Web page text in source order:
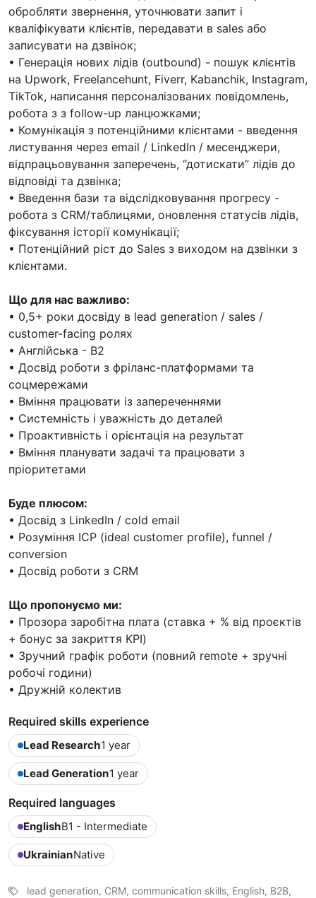
обробляти звернення, уточнювати запит і
кваліфікувати клієнтів, передавати в sales або
записувати на дзвінок;
• Генерація нових лідів (outbound) - пошук клієнтів
на Upwork, Freelancehunt, Fiverr, Kabanchik, Instagram,
TikTok, написання персоналізованих повідомлень,
робота з з follow-up ланцюжками;
• Комунікація з потенційними клієнтами - введення
листування через email / LinkedIn / месенджери,
відпрацьовування заперечень, “дотискати” лідів до
відповіді та дзвінка;
• Введення бази та відслідковування прогресу -
робота з CRM/таблицями, оновлення статусів лідів,
фіксування історії комунікації;
• Потенційний ріст до Sales з виходом на дзвінки з
клієнтами.
Що для нас важливо:
• 0,5+ роки досвіду в lead generation / sales /
customer-facing ролях
• Англійська - В2
• Досвід роботи з фріланс-платформами та
соцмережами
• Вміння працювати із запереченнями
• Системність і уважність до деталей
• Проактивність і орієнтація на результат
• Вміння планувати задачі та працювати з
пріоритетами
Буде плюсом:
• Досвід з LinkedIn / cold email
• Розуміння ICP (ideal customer profile), funnel /
conversion
• Досвід роботи з CRM
Що пропонуємо ми:
• Прозора заробітна плата (ставка + % від проєктів
+ бонус за закриття KPI)
• Зручний графік роботи (повний remote + зручні
робочі години)
• Дружній колектив
Required skills experience
Lead Research1 year
Lead Generation1 year
Required languages
EnglishB1 - Intermediate
UkrainianNative
lead generation, CRM, communication skills, English, B2B,